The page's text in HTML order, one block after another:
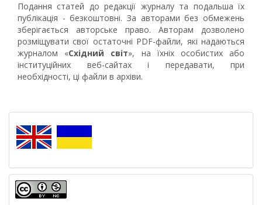
Подання статей до редакції журналу та подальша їх
публікація - безкоштовні. За авторами без обмежень
зберігається авторське право. Авторам дозволено
розміщувати свої остаточні PDF-файли, які надаються
журналом «Східний світ», на їхніх особистих або
інституційних веб-сайтах і передавати, при
необхідності, ці файли в архіви.